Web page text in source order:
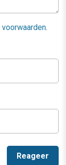
voorwaarden.